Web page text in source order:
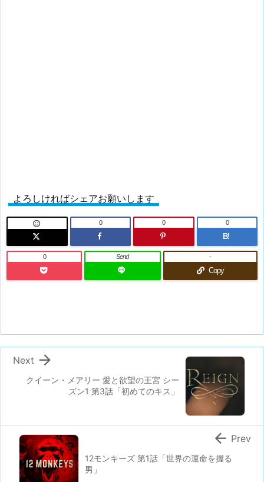
よろしければシェアお願いします
 0 0
B!
0
0 Send
Copy
-
クイーン・メアリー 愛と欲望の王宮 シー
ズン1 第3話「初めてのキス」

Next
12モンキーズ 第1話「世界の運命を握る
男」
 Prev